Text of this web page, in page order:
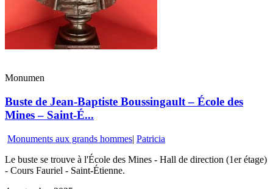
Monumen
Buste de Jean-Baptiste Boussingault – École des
Mines – Saint-É...
Monuments aux grands hommes| Patricia
Le buste se trouve à l'École des Mines - Hall de direction (1er étage)
- Cours Fauriel - Saint-Étienne.